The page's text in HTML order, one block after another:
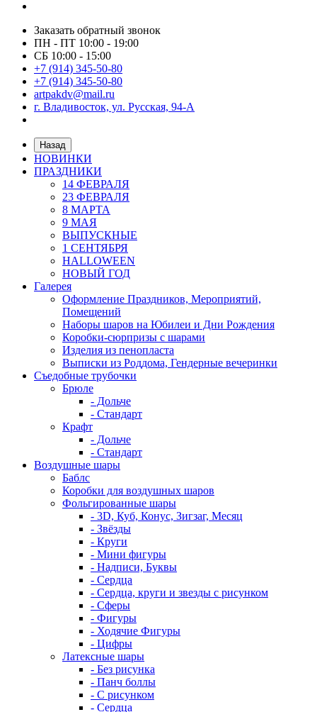
Заказать обратный звонок
ПН - ПТ 10:00 - 19:00
СБ 10:00 - 15:00
+7 (914) 345-50-80
+7 (914) 345-50-80
artpakdv@mail.ru
г. Владивосток, ул. Русская, 94-А
Назад
НОВИНКИ
ПРАЗДНИКИ
14 ФЕВРАЛЯ
23 ФЕВРАЛЯ
8 МАРТА
9 МАЯ
ВЫПУСКНЫЕ
1 СЕНТЯБРЯ
HALLOWEEN
НОВЫЙ ГОД
Галерея
Оформление Праздников, Мероприятий,
Помещений
Наборы шаров на Юбилеи и Дни Рождения
Коробки-сюрпризы с шарами
Изделия из пенопласта
Выписки из Роддома, Гендерные вечеринки
Съедобные трубочки
Брюле
- Дольче
- Стандарт
Крафт
- Дольче
- Стандарт
Воздушные шары
Баблс
Коробки для воздушных шаров
Фольгированные шары
- 3D, Куб, Конус, Зигзаг, Месяц
- Звёзды
- Круги
- Мини фигуры
- Надписи, Буквы
- Сердца
- Сердца, круги и звезды с рисунком
- Сферы
- Фигуры
- Ходячие Фигуры
- Цифры
Латексные шары
- Без рисунка
- Панч боллы
- С рисунком
- Сердца